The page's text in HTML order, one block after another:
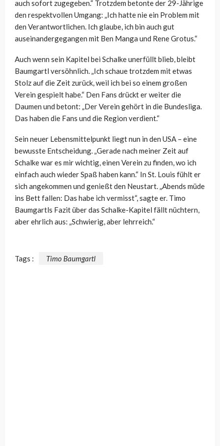
auch sofort zugegeben.“ Trotzdem betonte der 29-Jährige
den respektvollen Umgang: „Ich hatte nie ein Problem mit
den Verantwortlichen. Ich glaube, ich bin auch gut
auseinandergegangen mit Ben Manga und Rene Grotus.“
Auch wenn sein Kapitel bei Schalke unerfüllt blieb, bleibt
Baumgartl versöhnlich. „Ich schaue trotzdem mit etwas
Stolz auf die Zeit zurück, weil ich bei so einem großen
Verein gespielt habe.“ Den Fans drückt er weiter die
Daumen und betont: „Der Verein gehört in die Bundesliga.
Das haben die Fans und die Region verdient.“
Sein neuer Lebensmittelpunkt liegt nun in den USA – eine
bewusste Entscheidung. „Gerade nach meiner Zeit auf
Schalke war es mir wichtig, einen Verein zu finden, wo ich
einfach auch wieder Spaß haben kann.“ In St. Louis fühlt er
sich angekommen und genießt den Neustart. „Abends müde
ins Bett fallen: Das habe ich vermisst“, sagte er. Timo
Baumgartls Fazit über das Schalke-Kapitel fällt nüchtern,
aber ehrlich aus: „Schwierig, aber lehrreich.“
Tags : Timo Baumgartl